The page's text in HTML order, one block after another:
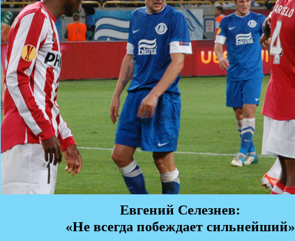
Евгений Селезнев:
«Не всегда побеждает сильнейший»